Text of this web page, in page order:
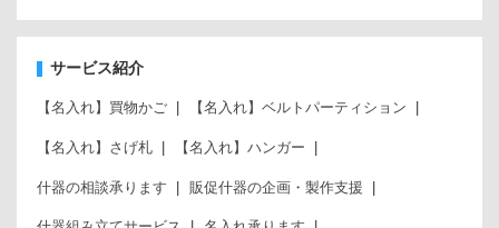
サービス紹介
【名入れ】買物かご 【名入れ】ベルトパーティション
【名入れ】さげ札 【名入れ】ハンガー
什器の相談承ります 販促什器の企画・製作支援